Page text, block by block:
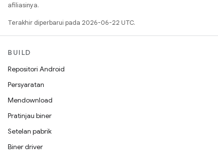
afiliasinya.
Terakhir diperbarui pada 2026-06-22 UTC.
BUILD
Repositori Android
Persyaratan
Mendownload
Pratinjau biner
Setelan pabrik
Biner driver